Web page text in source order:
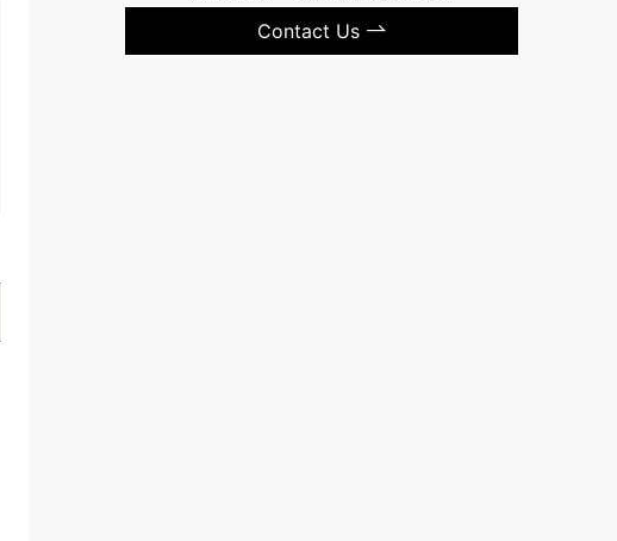
Contact Us